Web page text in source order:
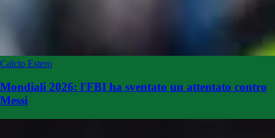
Calcio Estero
Mondiali 2026: l'FBI ha sventato un attentato contro
Messi